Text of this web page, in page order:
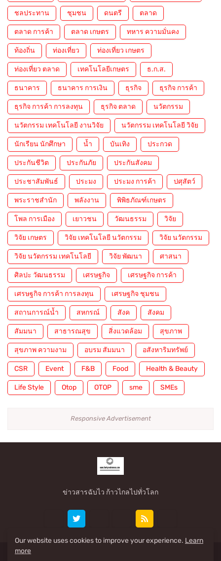
ชลประทาน ชุมชน ดนตรี ตลาด
ตลาด การค้า ตลาด เกษตร ทหาร ความมั่นคง
ท้องถิ่น ท่องเที่ยว ท่องเที่ยว เกษตร
ท่องเที่ยว ตลาด เทคโนโลยีเกษตร ธ.ก.ส.
ธนาคาร ธนาคาร การเงิน ธุรกิจ ธุรกิจ การค้า
ธุรกิจ การค้า การลงทุน ธุรกิจ ตลาด นวัตกรรม
นวัตกรรม เทคโนโลยี งานวิจัย นวัตกรรม เทคโนโลยี วิจัย
นักเรียน นักศึกษา น้ำ บันเทิง ประกวด
ประกันชีวิต ประกันภัย ประกันสังคม
ประชาสัมพันธ์ ประมง ประมง การค้า ปศุสัตว์
พระราชสำนัก พลังงาน พิพิธภัณฑ์เกษตร
โพล การเมือง เยาวชน วัฒนธรรม วิจัย
วิจัย เกษตร วิจัย เทคโนโลยี นวัตกรรม วิจัย นวัตกรรม
วิจัย นวัตกรรม เทคโนโลยี วิจัย พัฒนา ศาสนา
ศิลปะ วัฒนธรรม เศรษฐกิจ เศรษฐกิจ การค้า
เศรษฐกิจ การค้า การลงทุน เศรษฐกิจ ชุมชน
สถานการณ์น้ำ สหกรณ์ สังค สังคม
สัมมนา สาธารณสุข สิ่งแวดล้อม สุขภาพ
สุขภาพ ความงาม อบรม สัมมนา อสังหาริมทรัพย์
CSR Event F&B Food Health & Beauty
Life Style Otop OTOP sme SMEs
Responsive Advertisement
ข่าวสารฉับไว ก้าวไกลไปทั่วโลก
Our website uses cookies to improve your experience. Learn
more